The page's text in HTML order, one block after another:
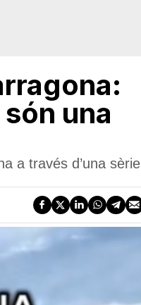
una
a través d’una sèrie